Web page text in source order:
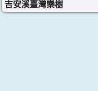
吉安溪臺灣欒樹